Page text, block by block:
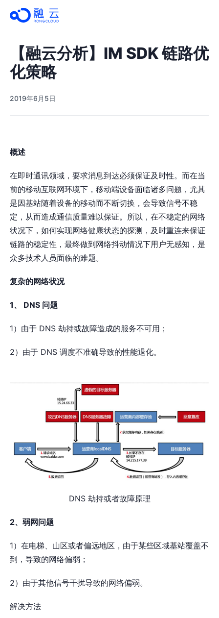
【融云分析】IM SDK 链路优
化策略
2019年6月5日
概述
在即时通讯领域，要求消息到达必须保证及时性。而在当
前的移动互联网环境下，移动端设备面临诸多问题，尤其
是因基站随着设备的移动而不断切换，会导致信号不稳
定，从而造成通信质量难以保证。所以，在不稳定的网络
状况下，如何实现网络健康状态的探测，及时重连来保证
链路的稳定性，最终做到网络抖动情况下用户无感知，是
众多技术人员面临的难题。
复杂的网络状况
1、 DNS 问题
1）由于 DNS 劫持或故障造成的服务不可用；
2）由于 DNS 调度不准确导致的性能退化。
DNS 劫持或者故障原理
2、弱网问题
1）在电梯、山区或者偏远地区，由于某些区域基站覆盖不
到，导致的网络偏弱；
2）由于其他信号干扰导致的网络偏弱。
解决方法